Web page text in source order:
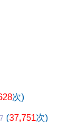
次)
(37,751次)